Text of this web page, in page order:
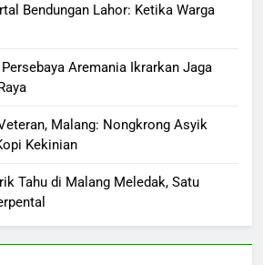
Bendungan Lahor: Ketika Warga
Aremania Ikrarkan Jaga
Malang: Nongkrong Asyik
Kekinian
Tahu di Malang Meledak, Satu